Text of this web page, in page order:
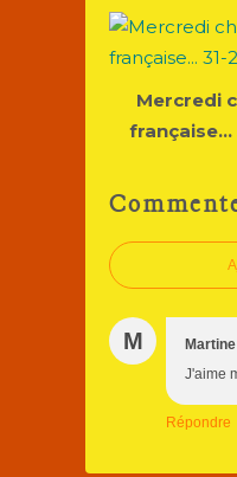
Mercredi
française...
M
J'aime
Répondre